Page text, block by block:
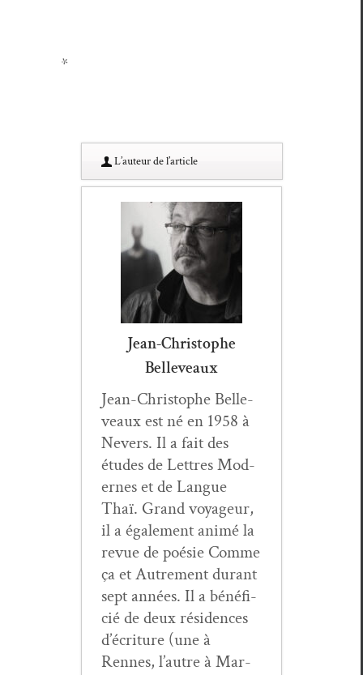
*
L’au­teur de l’article
Jean-Christophe
Belleveaux
Jean-Christophe Belle­
veaux est né en 1958 à
Nev­ers. Il a fait des
études de Let­tres Mod­
ernes et de Langue
Thaï. Grand voyageur,
il a égale­ment ani­mé la
revue de poésie Comme
ça et Autrement durant
sept années. Il a béné­fi­
cié de deux rési­dences
d’écri­t­ure (une à
Rennes, l’autre à Mar­